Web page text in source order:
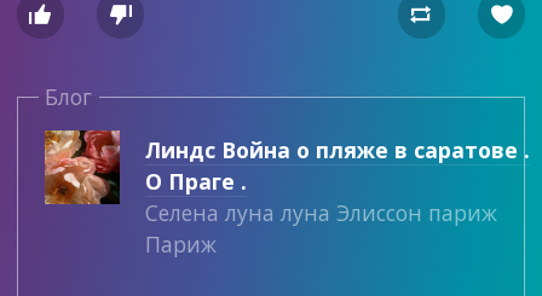
   
Блог
Линдс Война о пляже в саратове .
О Праге .
Селена луна луна Элиссон париж
Париж